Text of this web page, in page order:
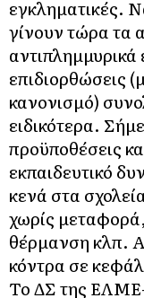
εγκληματικές.
γίνουν τώρα τα
αντιπλημμυρικά
επιδιορθώσεις
κανονισμό)
ειδικότερα.
προϋποθέσεις
εκπαιδευτικό
κενά στα
χωρίς
θέρμανση κλπ.
κόντρα σε
Το ΔΣ της ΕΛΜΕ-